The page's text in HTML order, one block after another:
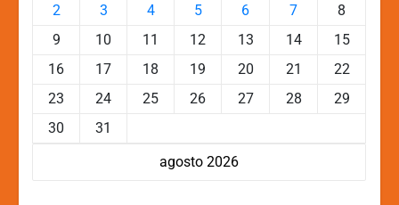
agosto 2026
2
3 4 5 6 7
8
9
10 11 12 13 14
15
16
17 18 19 20 21
22
23
24 25 26 27 28
29
30
31